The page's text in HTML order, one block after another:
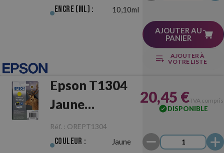
Encre (ml) : 10,10ml
AJOUTER AU
PANIER
AJOUTER À
VOTRE LISTE
Epson T1304
Jaune
Originale
Réf. : OREPT1304
Couleur : Jaune
20,45 €TVA
DISPONIBLE